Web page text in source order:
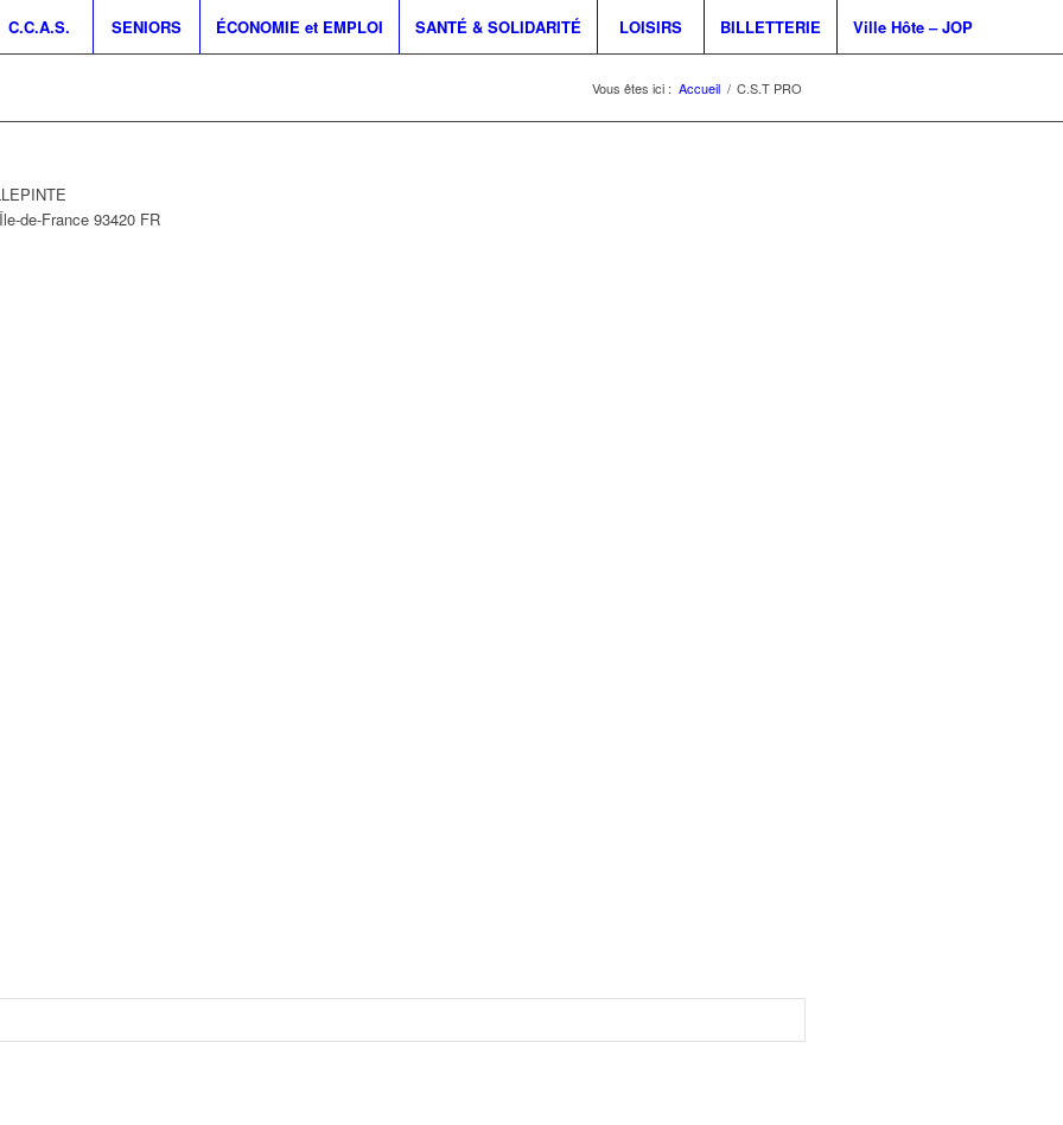
C.C.A.S. SENIORS ÉCONOMIE et EMPLOI SANTÉ & SOLIDARITÉ LOISIRS BILLETTERIE Ville Hôte – JOP
Vous êtes ici : Accueil / C.S.T PRO
Île-de-France 93420 FR